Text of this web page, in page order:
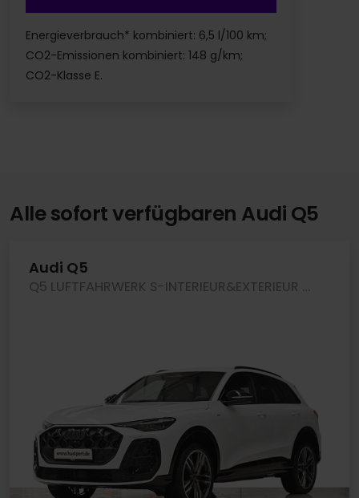
Energieverbrauch* kombiniert: 6,5 l/100 km;
CO2-Emissionen kombiniert: 148 g/km;
CO2-Klasse E.
Alle sofort verfügbaren Audi Q5
Audi Q5
Q5 LUFTFAHRWERK S-INTERIEUR&EXTERIEUR TECHPRO